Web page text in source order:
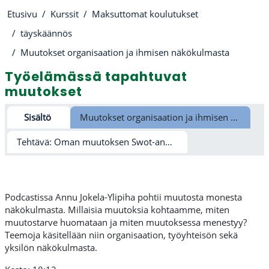
Etusivu Kurssit
Maksuttomat koulutukset
täyskäännös
Muutokset organisaation ja ihmisen näkökulmasta
Työelämässä tapahtuvat
muutokset
Osion ääriviiva
Sisältö Muutokset organisaation ja ihmisen näkökulmasta
Tehtävä: Oman muutoksen Swot-analyysi
Podcastissa Annu Jokela-Ylipiha pohtii muutosta monesta
näkökulmasta. Millaisia muutoksia kohtaamme, miten
muutostarve huomataan ja miten muutoksessa menestyy?
Teemoja käsitellään niin organisaation, työyhteisön sekä
yksilön näkökulmasta.